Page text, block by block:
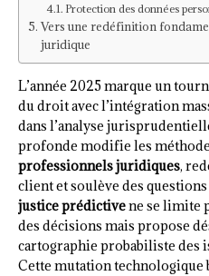
Protection des données
Vers une redéfinition
juridique
L’année 2025 marque un
du droit avec l’intégration
dans l’analyse
profonde modifie les
professionnels juridiques,
client et soulève des
justice prédictivene se limite
des décisions mais propose
cartographie probabiliste des
Cette mutation technologique